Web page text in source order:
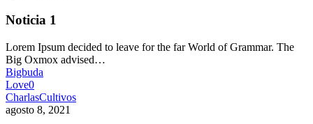
Noticia 1
Lorem Ipsum decided to leave for the far World of Grammar. The
Big Oxmox advised…
Bigbuda
Love0
CharlasCultivos
agosto 8, 2021